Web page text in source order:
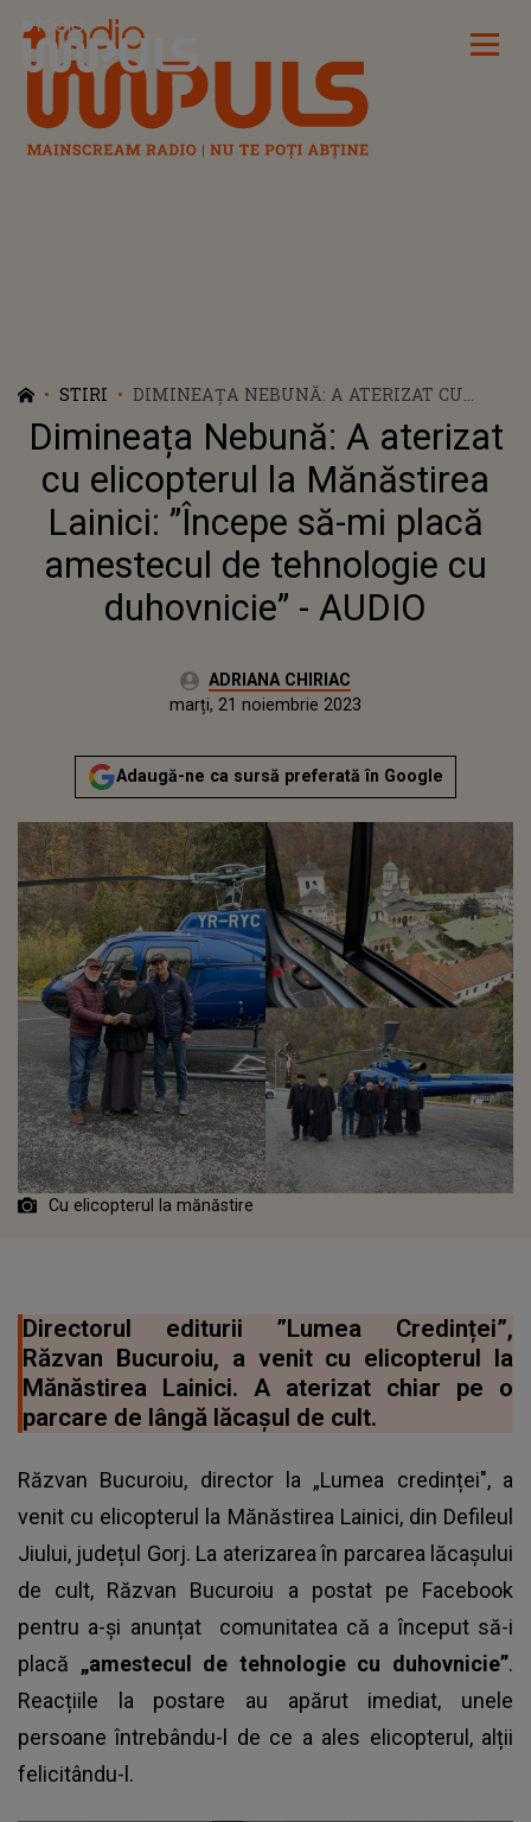
Radio Impuls
STIRI
DIMINEAȚA NEBUNĂ: A ATERIZAT CU
ELICOPTERUL LA MĂNĂSTIREA LAINICI:
”ÎNCEPE SĂ-MI PLACĂ AMESTECUL DE
TEHNOLOGIE CU DUHOVNICIE” - AUDIO
Dimineața Nebună: A aterizat
cu elicopterul la Mănăstirea
Lainici: ”Începe să-mi placă
amestecul de tehnologie cu
duhovnicie” - AUDIO
Autor:ADRIANA CHIRIAC
luni, 21 noiembrie 2022Actualizat:
marți, 21 noiembrie 2023
Adaugă-ne ca sursă preferată în Google
Cu elicopterul la mănăstire
Directorul editurii ”Lumea Credinței”,
Răzvan Bucuroiu, a venit cu elicopterul la
Mănăstirea Lainici. A aterizat chiar pe o
parcare de lângă lăcașul de cult.
Răzvan Bucuroiu, director la „Lumea credinței", a
venit cu elicopterul la Mănăstirea Lainici, din Defileul
Jiului, județul Gorj. La aterizarea în parcarea lăcașului
de cult, Răzvan Bucuroiu a postat pe Facebook
pentru a-și anunțat comunitatea că a început să-i
placă „amestecul de tehnologie cu duhovnicie”.
Reacțiile la postare au apărut imediat, unele
persoane întrebându-l de ce a ales elicopterul, alții
felicitându-l.